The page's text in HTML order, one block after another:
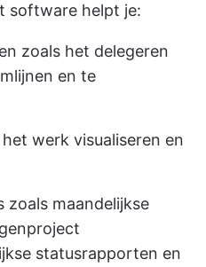
software helpt je:
zoals het delegeren
en te
werk visualiseren en
zoals maandelijkse
project
statusrapporten en